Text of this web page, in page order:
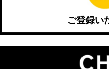
ご登録い